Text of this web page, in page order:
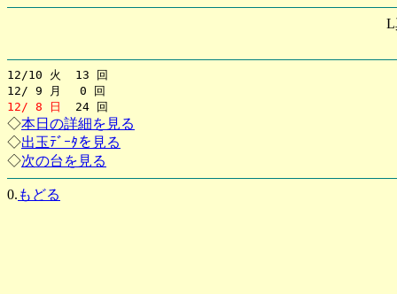
L
12/10 火 13 回
12/ 9 月 0 回
12/ 8 日
24 回
◇本日の詳細を見る
◇出玉ﾃﾞｰﾀを見る
◇次の台を見る
0. もどる